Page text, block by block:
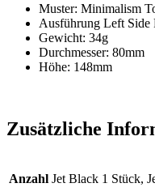
Muster: Minimalism
Ausführung Left Side
Gewicht: 34g
Durchmesser: 80mm
Höhe: 148mm
Zusätzliche
Anzahl Jet Black 1 Stück,